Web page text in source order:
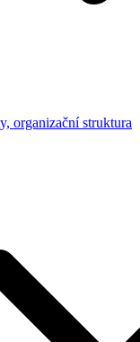
organizační struktura